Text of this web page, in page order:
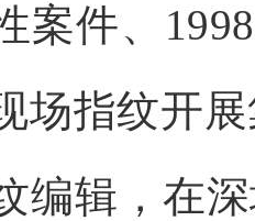
案件、
场指纹开
编辑，在